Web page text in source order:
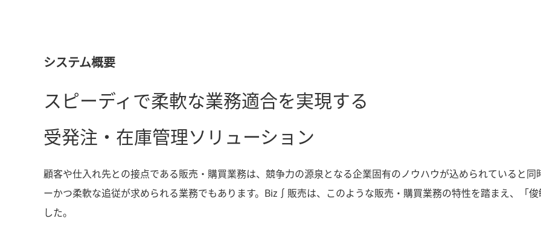
システム概要
スピーディで柔軟な業務適合を実現する
受発注・在庫管理ソリューション
顧客や仕入れ先との接点である販売・購買業務は、競争力の源泉となる企業固有のノウハウが込められていると
ーかつ柔軟な追従が求められる業務でもあります。Biz∫販売は、このような販売・購買業務の特性を踏まえ、「
した。